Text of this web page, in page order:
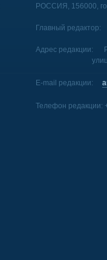
РОССИЯ, 156000,
Главный редактор:
Адрес редакции:
улица
E-mail редакции:
Телефон редакции: